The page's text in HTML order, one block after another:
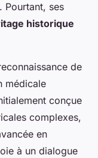
Pourtant, ses
historique
de
médicale
conçue
complexes,
en
à un dialogue